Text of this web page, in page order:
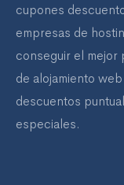
cupones
empresas de
conseguir el mejor
de alojamiento
descuentos
especiales.